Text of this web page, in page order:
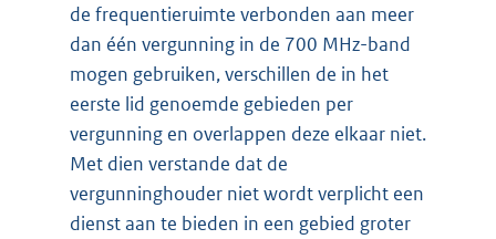
de frequentieruimte verbonden aan meer
dan één vergunning in de 700 MHz-band
mogen gebruiken, verschillen de in het
eerste lid genoemde gebieden per
vergunning en overlappen deze elkaar niet.
Met dien verstande dat de
vergunninghouder niet wordt verplicht een
dienst aan te bieden in een gebied groter